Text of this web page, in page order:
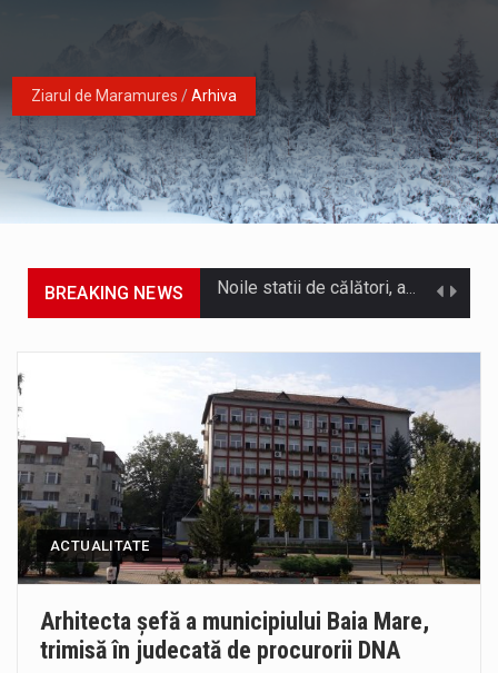
Ziarul de Maramures /Arhiva
BREAKING NEWS Municipiul Baia Mare, prin Serviciul Public Comunitar Local de Evidență a Persoanelor - Serviciul Evidența Persoanelor, îi informează pe cetățenii…
Directorul OCPI Maramures, Daniela-Onița Ivascu, a venit cu un răspuns pentru cei care s-au intrebat în aceste zile: Dacă aplicațiile…
Testarea independentă a sistemului e-Terra, realizată de STS, DNSC și Cyberint, a mai parcurs o rundă de evaluare. Un număr…
Vremea va fi caniculară. Disconfortul termic va fi accentuat, iar indicele temperatură-umezeală (ITU) va depăși pragul critic de 80 de…
Proiectul de lege privind Strategia națională pentru conservarea biodiversității a fost din nou dezbătut ieri și în final adoptat de…
ACTUALITATE
Arhitecta șefă a municipiului Baia Mare,
trimisă în judecată de procurorii DNA